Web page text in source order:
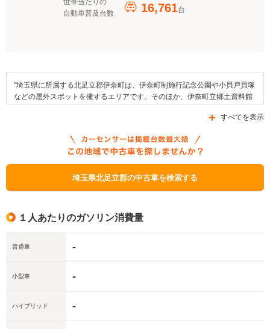
世帯当たりの
自動車普及台数
16,761台
"埼玉県に所属する北足立郡伊奈町は、伊奈町制施行記念公園や小貝戸貝塚
などの屋外スポットを擁するエリアです。そのほか、伊奈町立郷土資料館
行われるイベントとしては、無線山さくらまつりやバラまつり、伊奈まつ
ンが特産品として知られています。交通面では埼玉新都市交通伊奈線（ニ
ューシャトル）がエリア内に乗り入れているほか、県道3号線や県道87号
線、あるいは県道150号線などの道路が区域内を通っています。なお、北
足立郡伊奈町では、「埼玉県燃料電池自動車導入促進事業補助金」や「埼
すべてを表示
埼玉県北足立郡の中古車を検索する
１人あたりのガソリン消費量
普通車 -
小型車 -
ハイブリッド -